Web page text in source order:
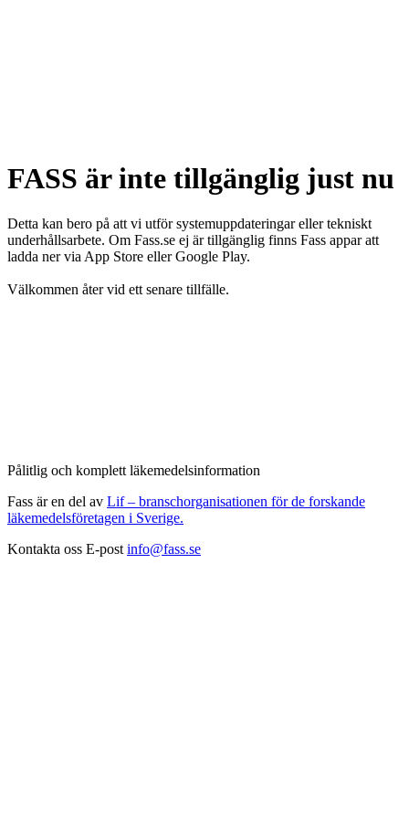
FASS är inte tillgänglig just nu
Detta kan bero på att vi utför systemuppdateringar eller tekniskt
underhållsarbete. Om Fass.se ej är tillgänglig finns Fass appar att
ladda ner via App Store eller Google Play.
Välkommen åter vid ett senare tillfälle.
Pålitlig och komplett läkemedelsinformation
Fass är en del av Lif – branschorganisationen för de forskande
läkemedelsföretagen i Sverige.
Kontakta oss E-post info@fass.se